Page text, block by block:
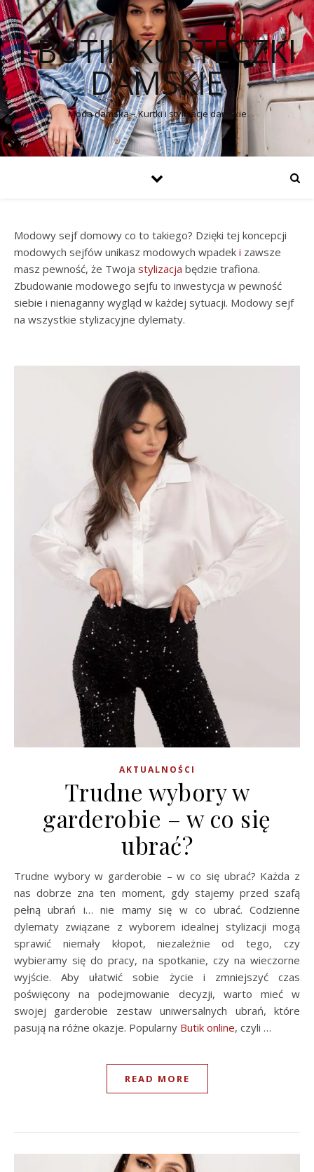
I-BUTIK KURTECZKI
DAMSKIE
Moda damska – Kurtki i stylizacje damskie
Modowy sejf domowy co to takiego? Dzięki tej koncepcji
modowych sejfów unikasz modowych wpadek i zawsze
masz pewność, że Twoja stylizacja będzie trafiona.
Zbudowanie modowego sejfu to inwestycja w pewność
siebie i nienaganny wygląd w każdej sytuacji. Modowy sejf
na wszystkie stylizacyjne dylematy.
AKTUALNOŚCI
Trudne wybory w
garderobie – w co się
ubrać?
Trudne wybory w garderobie – w co się ubrać? Każda z
nas dobrze zna ten moment, gdy stajemy przed szafą
pełną ubrań i… nie mamy się w co ubrać. Codzienne
dylematy związane z wyborem idealnej stylizacji mogą
sprawić niemały kłopot, niezależnie od tego, czy
wybieramy się do pracy, na spotkanie, czy na wieczorne
wyjście. Aby ułatwić sobie życie i zmniejszyć czas
poświęcony na podejmowanie decyzji, warto mieć w
swojej garderobie zestaw uniwersalnych ubrań, które
pasują na różne okazje. Popularny Butik online, czyli …
READ MORE